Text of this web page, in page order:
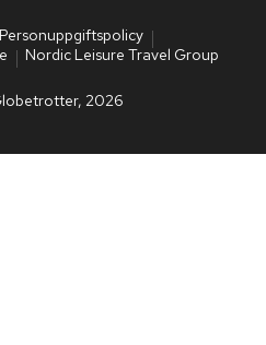
Personuppgiftspolicy
Nordic Leisure Travel Group
2026